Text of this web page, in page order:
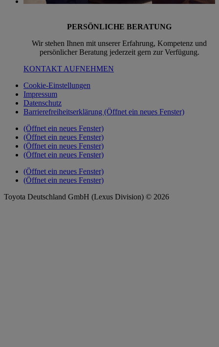
PERSÖNLICHE BERATUNG
Wir stehen Ihnen mit unserer Erfahrung, Kompetenz und
persönlicher Beratung jederzeit gern zur Verfügung.
KONTAKT AUFNEHMEN
Cookie-Einstellungen
Impressum
Datenschutz
Barrierefreiheitserklärung (Öffnet ein neues Fenster)
(Öffnet ein neues Fenster)
(Öffnet ein neues Fenster)
(Öffnet ein neues Fenster)
(Öffnet ein neues Fenster)
(Öffnet ein neues Fenster)
(Öffnet ein neues Fenster)
Toyota Deutschland GmbH (Lexus Division) © 2026